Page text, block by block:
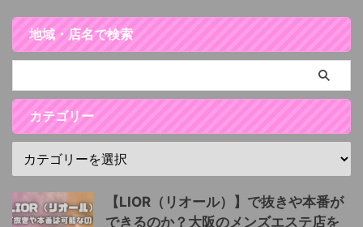
地域・店名で検索
カテゴリー
【LIOR（リオール）】で抜きや本番が
できるのか？大阪のメンズエステ店を